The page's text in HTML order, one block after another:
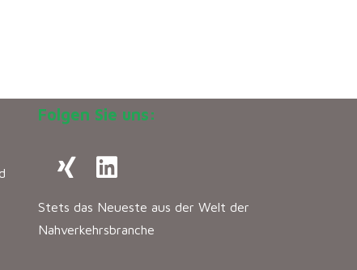
Folgen Sie uns:
Stets das Neueste aus der Welt der
Nahverkehrsbranche